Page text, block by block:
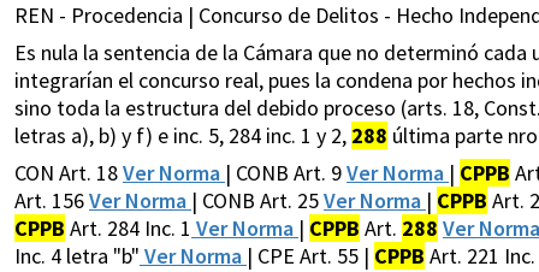
REN - Procedencia | Concurso de Delitos - Hecho
Es nula la sentencia de la Cámara que no determinó
integrarían el concurso real, pues la condena por hechos
sino toda la estructura del debido proceso (arts. 18,
letras a), b) y f) e inc. 5, 284 inc. 1 y 2, 288 última parte
CON Art. 18Ver Norma | CONB Art. 9Ver Norma | CPPB
Art. 156Ver Norma | CONB Art. 25Ver Norma | CPPB Art.
CPPB Art. 284 Inc. 1 Ver Norma | CPPB Art. 288 Ver
Inc. 4 letra "b" Ver Norma | CPE Art. 55 | CPPB Art. 221